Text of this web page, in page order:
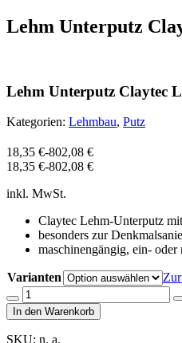
Lehm Unterputz
Lehm Unterputz Claytec
Kategorien: Lehmbau, Putz
18,35 €-802,08 €
18,35 €-802,08 €
inkl. MwSt.
Claytec Lehm-Unterputz
besonders zur
maschinengängig, ein- oder
Varianten
Menge
von
Lehm
Unterputz
In den Warenkorb
SKU: n. a.